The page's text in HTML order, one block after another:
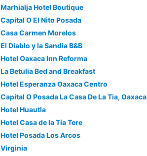
Marhialja Hotel Boutique
Capital O El Nito Posada
Casa Carmen Morelos
El Diablo y la Sandia B&B
Hotel Oaxaca Inn Reforma
La Betulia Bed and Breakfast
Hotel Esperanza Oaxaca Centro
Capital O Posada La Casa De La Tia, Oaxaca
Hotel Huautla
Hotel Casa de la Tía Tere
Hotel Posada Los Arcos
Virginia